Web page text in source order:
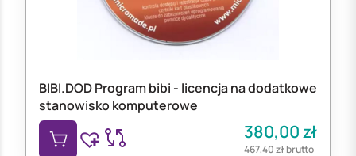
BIBI.DOD Program bibi - licencja na dodatkowe
stanowisko komputerowe
380,00zł
467,40złbrutto